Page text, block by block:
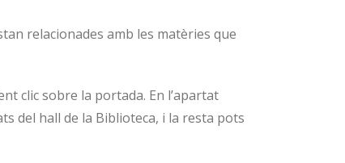
relacionades amb les matèries que
clic sobre la portada. En l’apartat
del hall de la Biblioteca, i la resta pots